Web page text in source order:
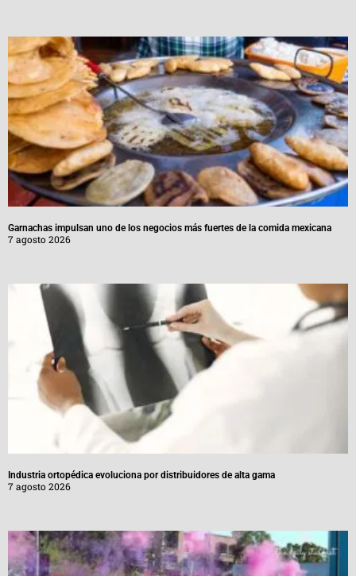
Garnachas impulsan uno de los negocios más fuertes de la comida mexicana
7 agosto 2026
Industria ortopédica evoluciona por distribuidores de alta gama
7 agosto 2026